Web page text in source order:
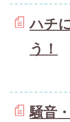
ハチ
う！
騒音